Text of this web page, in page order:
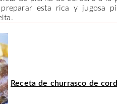
esta rica y jugosa
Receta de churrasco de